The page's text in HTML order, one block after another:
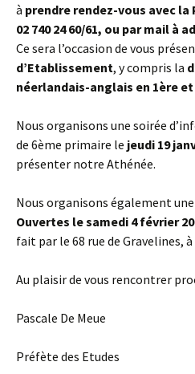
à prendre rendez-vous avec
02 740 24 60/61, ou par mail à
Ce sera l’occasion de vous
d’Etablissement, y compris la
néerlandais-anglais en 1ère
Nous organisons une soirée
de 6ème primaire le jeudi 19
présenter notre Athénée.
Nous organisons également une
Ouvertes le samedi 4 février
fait par le 68 rue de Gravelines,
Au plaisir de vous rencontrer
Pascale De Meue
Préfète des Etudes